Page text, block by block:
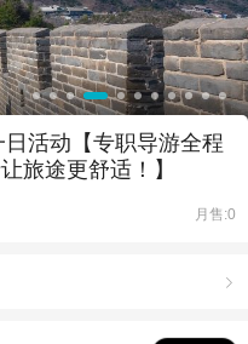
活动【专职导游全程
旅途更舒适！】
月售:0
